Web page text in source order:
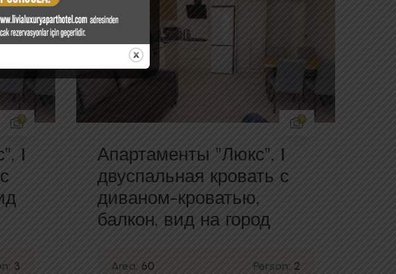
9
1
3
9
Апартаменты "Люкс", 1
двуспальная кровать с
диваном-кроватью,
балкон, вид на город
Area: 60 Person: 2